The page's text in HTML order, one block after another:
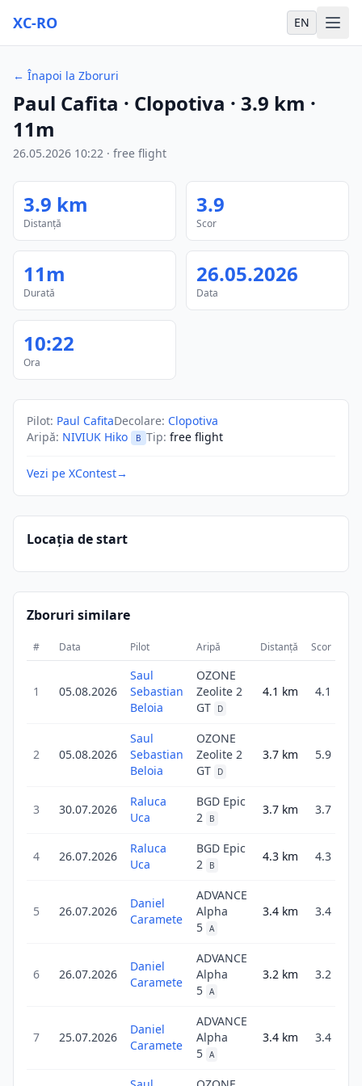
XC-RO EN
← Înapoi la Zboruri
Paul Cafita · Clopotiva · 3.9 km ·
11m
26.05.2026 10:22 · free flight
3.9 km
Distanță
3.9
Scor
11m
Durată
26.05.2026
Data
10:22
Ora
Pilot: Paul CafitaDecolare: Clopotiva
Aripă: NIVIUK Hiko B Tip: free flight
Vezi pe XContest→
Locația de start
Zboruri similare
# Data Pilot Aripă Distanță Scor
1 05.08.2026
Saul
Sebastian
Beloia
OZONE
Zeolite 2
GT
D
4.1 km 4.1
2 05.08.2026
Saul
Sebastian
Beloia
OZONE
Zeolite 2
GT
D
3.7 km 5.9
3 30.07.2026
Raluca
Uca
BGD Epic
2
B
3.7 km 3.7
4 26.07.2026
Raluca
Uca
BGD Epic
2
B
4.3 km 4.3
5 26.07.2026
Daniel
Caramete
ADVANCE
Alpha
5 A
3.4 km 3.4
6 26.07.2026
Daniel
Caramete
ADVANCE
Alpha
5 A
3.2 km 3.2
7 25.07.2026
Daniel
Caramete
ADVANCE
Alpha
5 A
3.4 km 3.4